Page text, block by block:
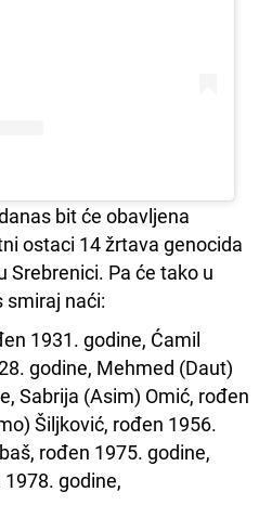
bit će obavljena
ostaci 14 žrtava genocida
Srebrenici. Pa će tako u
smiraj naći:
1931. godine, Ćamil
godine, Mehmed (Daut)
Sabrija (Asim) Omić, rođen
Šiljković, rođen 1956.
rođen 1975. godine,
godine,